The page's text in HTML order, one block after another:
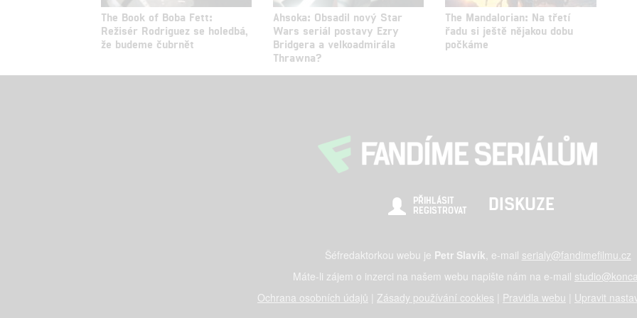
The Book of Boba Fett:
Režisér Rodriguez se holedbá,
že budeme čubrnět
Ahsoka: Obsadil nový Star
Wars seriál postavy Ezry
Bridgera a velkoadmirála
Thrawna?
The Mandalorian: Na třetí
řadu si ještě nějakou dobu
počkáme
PŘIHLÁSIT
REGISTROVAT
DISKUZE
Šéfredaktorkou webu je Petr Slavík , e-mail serialy@fandimefilmu.cz
Máte-li zájem o inzerci na našem webu napište nám na e-mail
Ochrana osobních údajů
Zásady používání cookies Pravidla webu Upravit